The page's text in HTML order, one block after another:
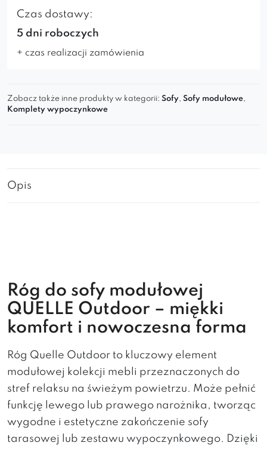
Idealna baza do stworzenia dużej
narożnej
kolekcji QUELLE
Stwórz własny zestaw z QUELLE i ciesz się
Czas dostawy:
5 dni roboczych
+ czas realizacji zamówienia
Zobacz także inne produkty w kategorii: Sofy, Sofy modułowe,
Komplety wypoczynkowe
Opis
Róg do sofy modułowej
QUELLE Outdoor – miękki
komfort i nowoczesna forma
Róg Quelle Outdoor to kluczowy element
modułowej kolekcji mebli przeznaczonych do
stref relaksu na świeżym powietrzu. Może pełnić
funkcję lewego lub prawego narożnika, tworząc
wygodne i estetyczne zakończenie sofy
tarasowej lub zestawu wypoczynkowego. Dzięki